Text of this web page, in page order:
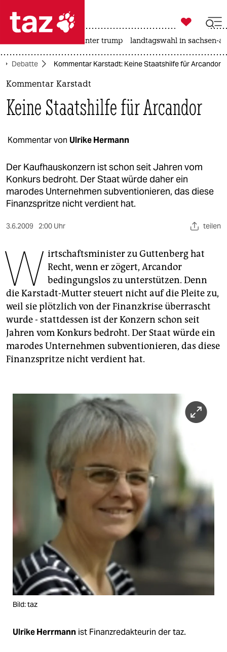
 taz zahl ich
taz zahl ich
politik
öko
gesellschaft
kultur
sport
berlin
nord
wahrheit
verlag
verlag
veranstaltungen
shop
unterstützen

taz zahl ich
usa unter trump landtagswahl in sachsen-
Debatte Kommentar Karstadt: Keine Staatshilfe für Arcandor
Kommentar Karstadt
Keine Staatshilfe für Arcandor
Kommentar von Ulrike Hermann
Der Kaufhauskonzern ist schon seit Jahren vom
Konkurs bedroht. Der Staat würde daher ein
marodes Unternehmen subventionieren, das diese
Finanzspritze nicht verdient hat.
3.6.2009 2:00 Uhr teilen
W irtschaftsminister zu Guttenberg hat
Recht, wenn er zögert, Arcandor
bedingungslos zu unterstützen. Denn
die Karstadt-Mutter steuert nicht auf die Pleite zu,
weil sie plötzlich von der Finanzkrise überrascht
wurde - stattdessen ist der Konzern schon seit
Jahren vom Konkurs bedroht. Der Staat würde ein
marodes Unternehmen subventionieren, das diese
Finanzspritze nicht verdient hat.
Bild: taz
Ulrike Herrmann ist Finanzredakteurin der taz.